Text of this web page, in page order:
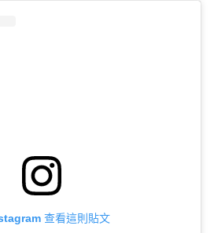
查看這則貼文